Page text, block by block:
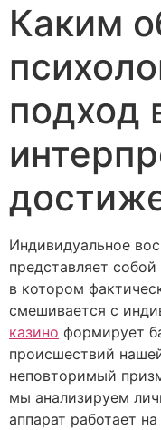
Каким
подход
Индивидуальное
представляет
в котором
смешивается с
казино формирует
происшествий
неповторимый
мы анализируем
аппарат работает